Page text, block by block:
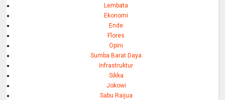
Lembata
Ekonomi
Ende
Flores
Opini
Sumba Barat Daya
Infrastruktur
Sikka
Jokowi
Sabu Raijua